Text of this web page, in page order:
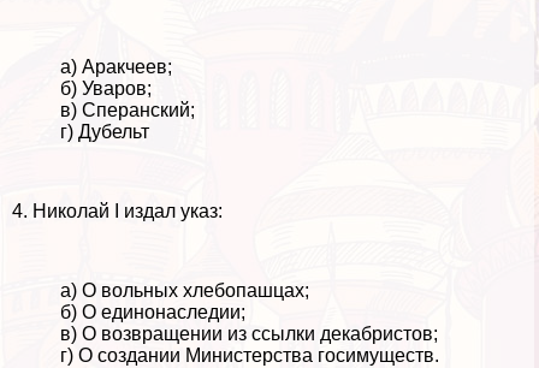
а) Аpaкчеев;
б) Уваров;
в) Сперанский;
г) Дубельт
4. Николай I издал указ:
а) О вольных хлебопашцах;
б) О единонаследии;
в) О возвращении из ссылки декабристов;
г) О создании Министерства госимуществ.